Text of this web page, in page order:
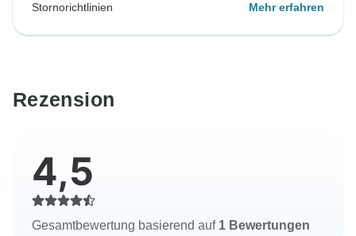
Stornorichtlinien Mehr erfahren
Rezension
4,5
Gesamtbewertung basierend auf 1 Bewertungen